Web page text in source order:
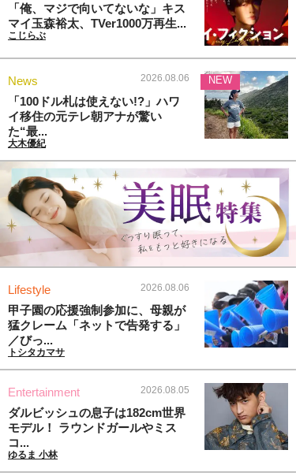
「俺、マジで向いてないな」キス
マイ玉森裕太、TVer1000万再生...
こじらぶ
News 2026.08.06
「100ドル札は使えない!?」ハワ
イ移住の元テレ朝アナが驚い
た“最...
大木優紀
NEW
Lifestyle 2026.08.06
甲子園の応援強制参加に、母親が
猛クレーム「ネットで告発する」
／びっ...
トシタカマサ
Entertainment 2026.08.05
ダルビッシュの息子は182cm世界
モデル！ ラウンドガールやミス
コ...
ゆるま 小林